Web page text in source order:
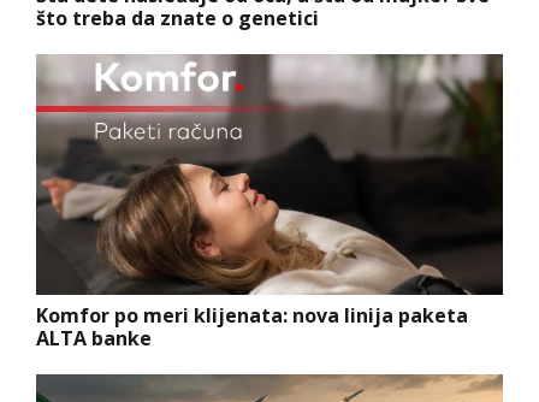
što treba da znate o genetici
Komfor po meri klijenata: nova linija paketa
ALTA banke